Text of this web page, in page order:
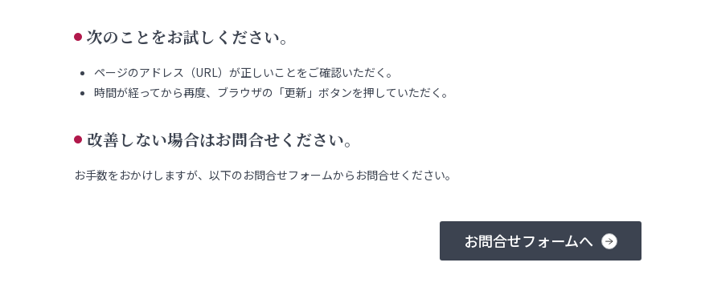
次のことをお試しください。
ページのアドレス（URL）が正しいことをご確認いただく。
時間が経ってから再度、ブラウザの「更新」ボタンを押していただく。
改善しない場合はお問合せください。
お手数をおかけしますが、以下のお問合せフォームからお問合せください。
お問合せフォームへ